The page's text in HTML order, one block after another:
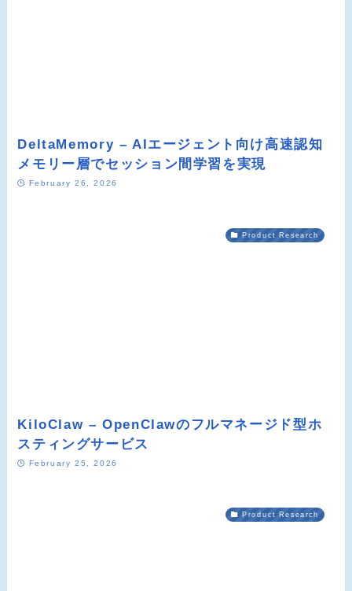
DeltaMemory – AIエージェント向け高速認知
メモリー層でセッション間学習を実現
February 26, 2026
Product Research
KiloClaw – OpenClawのフルマネージド型ホ
スティングサービス
February 25, 2026
Product Research